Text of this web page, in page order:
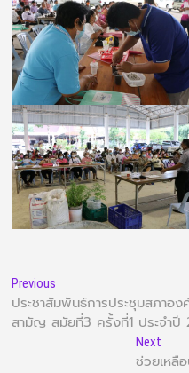
Previous
ประชาสัมพันธ์การประชุมสภาอ
สามัญ สมัยที่3 ครั้งที่1 ประจำปี
Next
ช่วยเหลื